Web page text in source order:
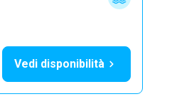
Vedi disponibilità